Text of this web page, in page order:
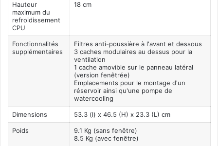
Hauteur
maximum du
refroidissement
CPU
18 cm
Fonctionnalités
supplémentaires
Filtres anti-poussière à l'avant et dessous
3 caches modulaires au dessus pour la
ventilation
1 cache amovible sur le panneau latéral
(version fenêtrée)
Emplacements pour le montage d'un
réservoir ainsi qu'une pompe de
watercooling
Dimensions 53.3 (l) x 46.5 (H) x 23.3 (L) cm
Poids
9.1 Kg (sans fenêtre)
8.5 Kg (avec fenêtre)